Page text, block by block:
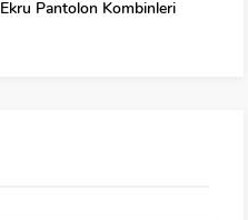
Ekru Pantolon Kombinleri